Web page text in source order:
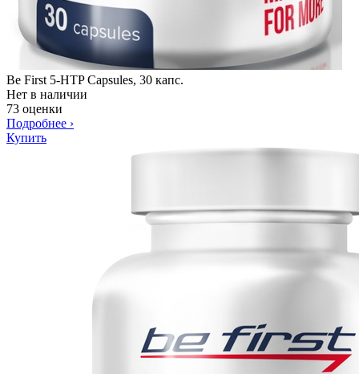
Be First 5-HTP Capsules, 30 капс.
Нет в наличии
73 оценки
Подробнее ›
Купить